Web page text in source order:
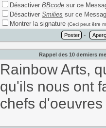
DésactiverBBcode sur ce
DésactiverSmilies sur ce
Montrer la signature(Ceci peut être
-
Rappel des 10 derniers
Rainbow Arts,
qu'ils nous ont
chefs